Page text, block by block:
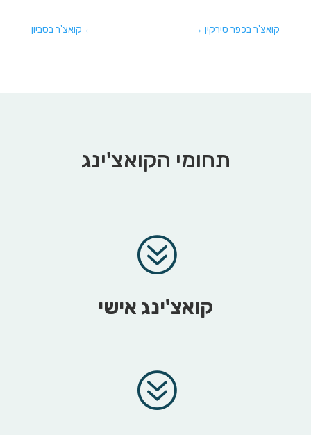
← קואצ'ר בסביון קואצ'ר בכפר סירקין→
תחומי הקואצ'ינג
?
קואצ'ינג אישי
?